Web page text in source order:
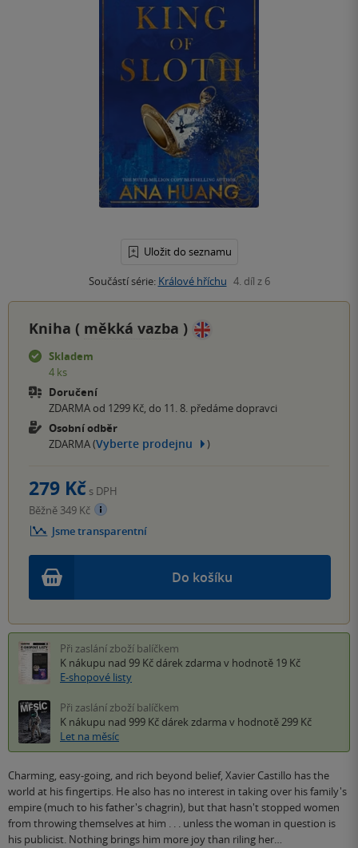
Uložit do seznamu
Součástí série: Králové hříchu 4. díl z 6
Kniha ( měkká vazba )
Skladem
4 ks
Doručení
ZDARMA od 1299 Kč, do 11. 8. předáme dopravci
Osobní odběr
ZDARMA (Vyberte prodejnu )
Do košíku
279 Kč s DPH
Běžně 349 Kč
Jsme transparentní
Při zaslání zboží balíčkem
K nákupu nad 99 Kč dárek zdarma v hodnotě 19 Kč
E-shopové listy
Při zaslání zboží balíčkem
K nákupu nad 999 Kč dárek zdarma v hodnotě 299 Kč
Let na měsíc
Charming, easy-going, and rich beyond belief, Xavier Castillo has the
world at his fingertips. He also has no interest in taking over his family's
empire (much to his father's chagrin), but that hasn't stopped women
from throwing themselves at him . . . unless the woman in question is
his publicist. Nothing brings him more joy than riling her…